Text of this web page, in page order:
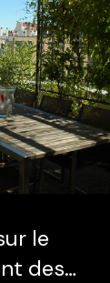
le
des